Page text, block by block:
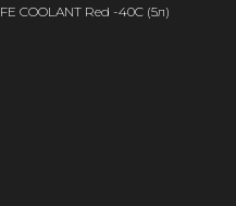
COOLANT Red -40C (5л)